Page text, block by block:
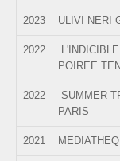
2023 ULIVI NERI
2022
POIREE
2022
SUMMER
PARIS
2021